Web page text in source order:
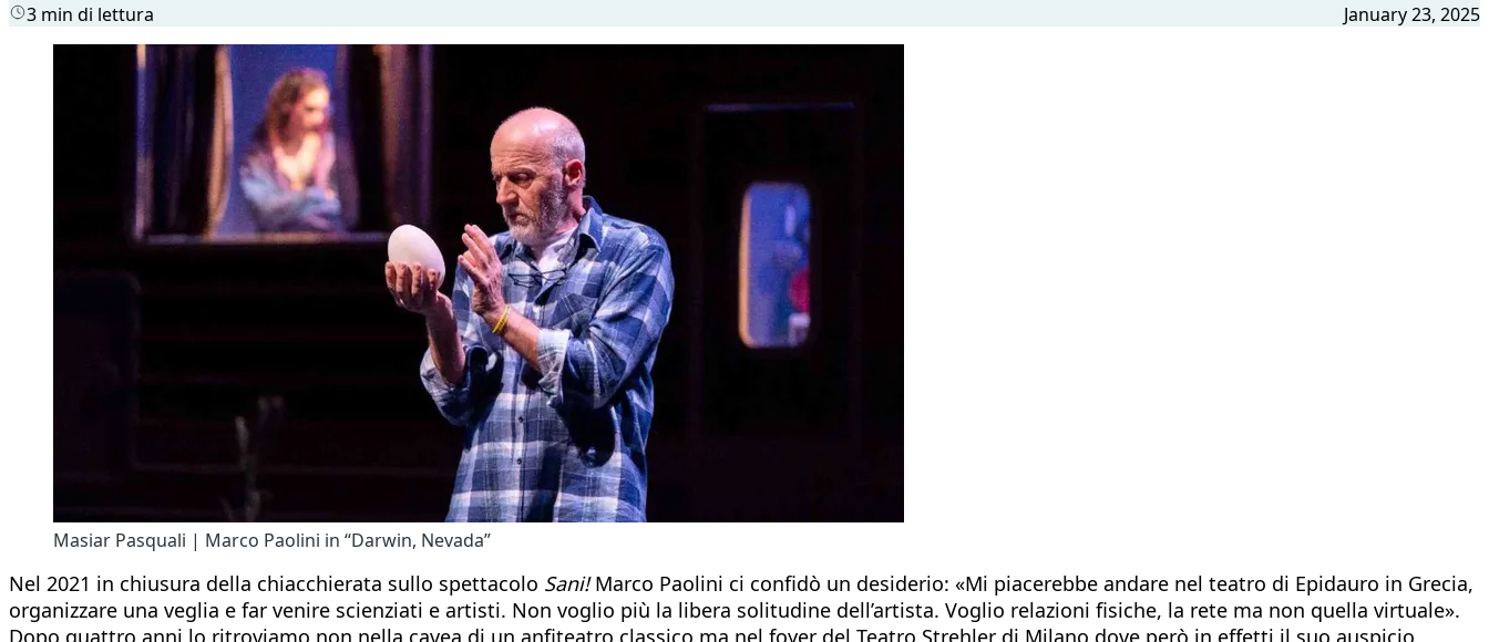
3 min di lettura January 23, 2025
Masiar Pasquali | Marco Paolini in “Darwin, Nevada”
Nel 2021 in chiusura della chiacchierata sullo spettacolo Sani!Marco Paolini ci confidò un desiderio: «Mi piacerebbe andare nel teatro di Epidauro in Grecia,
organizzare una veglia e far venire scienziati e artisti. Non voglio più la libera solitudine dell’artista. Voglio relazioni fisiche, la rete ma non quella virtuale».
Dopo quattro anni lo ritroviamo non nella cavea di un anfiteatro classico ma nel foyer del Teatro Strehler di Milano dove però in effetti il suo auspicio